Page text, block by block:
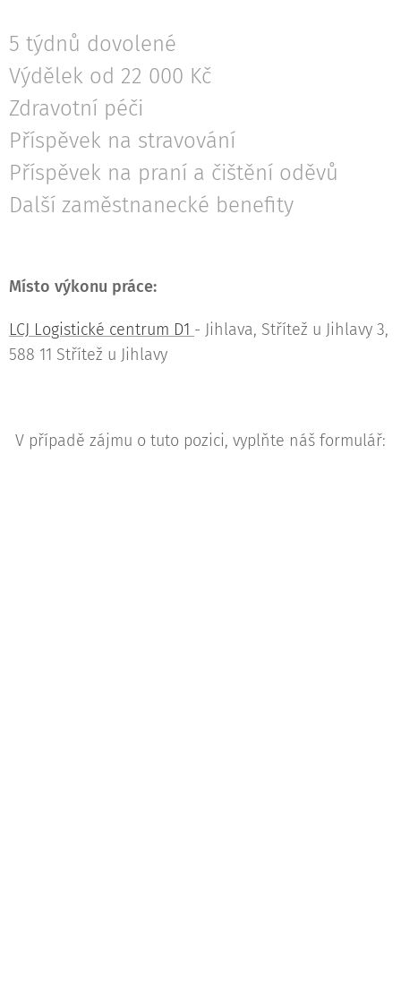
5 týdnů dovolené
Výdělek od 22 000 Kč
Zdravotní péči
Příspěvek na stravování
Příspěvek na praní a čištění oděvů
Další zaměstnanecké benefity
Místo výkonu práce:
LCJ Logistické centrum D1 - Jihlava, Střítež u Jihlavy 3,
588 11 Střítež u Jihlavy
V případě zájmu o tuto pozici, vyplňte náš formulář: